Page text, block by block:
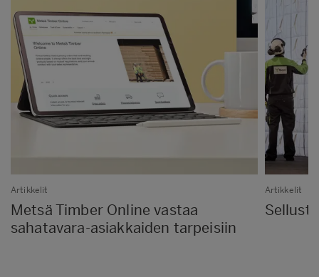
Artikkelit
Metsä Timber Online vastaa
sahatavara-asiakkaiden tarpeisiin
Artikkelit